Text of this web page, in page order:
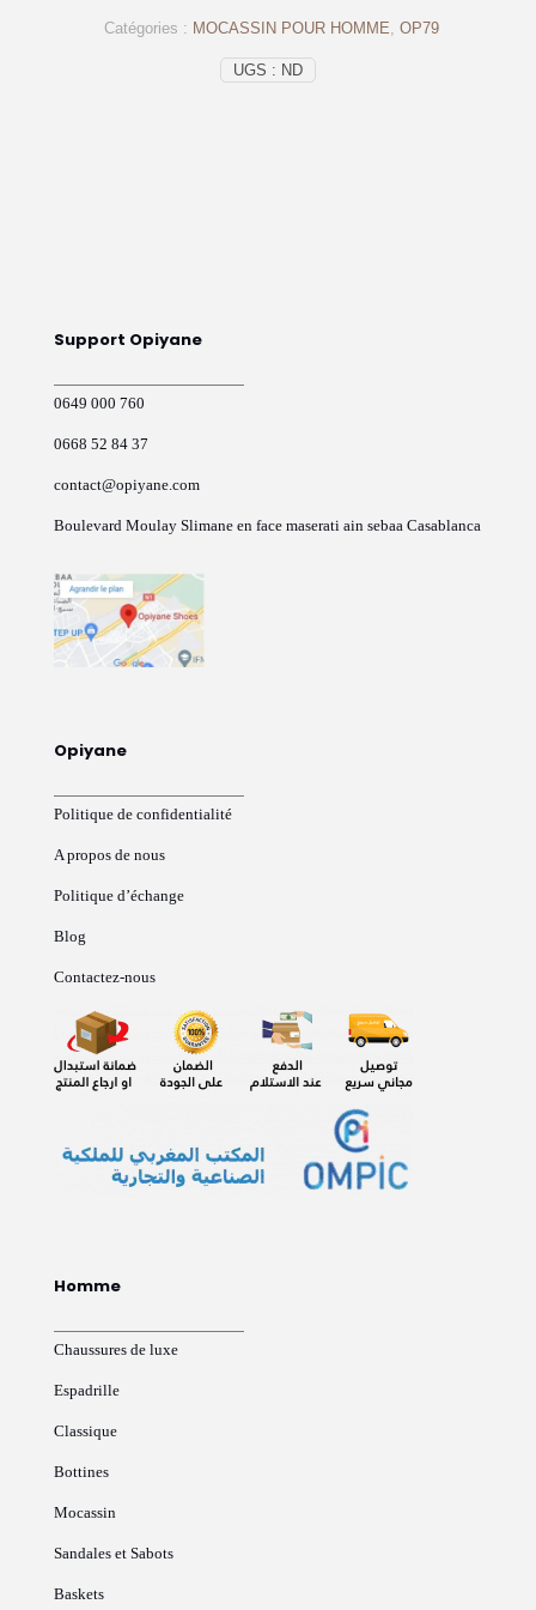
UGS : ND
Catégories : MOCASSIN POUR HOMME OP79
Support Opiyane
0649 000 760
0668 52 84 37
contact@opiyane.com
Boulevard Moulay Slimane en face maserati ain sebaa Casablanca
Opiyane
Politique de confidentialité
A propos de nous
Politique d’échange
Blog
Contactez-nous
Homme
Chaussures de luxe
Espadrille
Classique
Bottines
Mocassin
Sandales et Sabots
Baskets